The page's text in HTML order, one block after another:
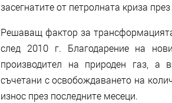
засегнатите от петролната криза
Решаващ фактор за
след 2010 г. Благодарение на
производител на природен газ, а
съчетани с освобождаването на
износ през последните месеци.